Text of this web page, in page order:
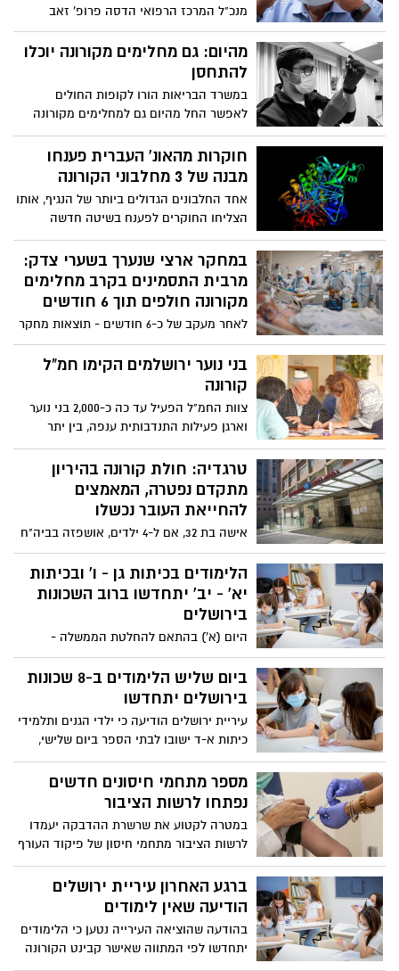
מערכת החינוך בכל שכבות הגיל תיפתח עם
לפחות יומיים לימוד בבית הספר בשבוע
מנכ"ל המרכז הרפואי הדסה פרופ' זאב
רוטשטיין הודיע למנהלי האגפים בבתי
החולים כי מיום ראשון הקרוב, אנשי צוות שלא
התחסנו עד כה ואין בידם אישור חריג לכך, לא
במשנה זהירות כשאנו מטפלים בחולים"
מהיום: גם מחלימים מקורונה יוכלו
להתחסן
במשרד הבריאות הורו לקופות החולים
לאפשר החל מהיום גם למחלימים מקורונה
להתחסן נגד הנגיף. מדובר בזריקה אחת ורק
למי שעברו 3 חודשים מאז שהחלים
חוקרות מהאונ' העברית פענחו
מבנה של 3 מחלבוני הקורונה
אחד החלבונים הגדולים ביותר של הנגיף, אותו
הצליחו החוקרים לפענח בשיטה חדשה
וייחודית, הוא חלבון בשם Nsp2, שנודע
כ"סרבן" לפיענוח מבני. דר' דינה שניידמן:
"עכשיו יש לנו טכנולוגיה ופרוטוקול ניסויי
לחקור לא רק את חלבוני הנגיף עצמם, כי אם
גם את השותפים שלהם מתוך התא האנושי".
פרופ' מיכל ליניאל: "בהמשך יהיה צורך לפצח
את הנגיף השלם בהקשר התאי כדי לדמות את
כל חלבוני הנגיף והאינטאקציות ביניהם"
במחקר ארצי שנערך בשערי צדק:
מרבית התסמינים בקרב מחלימים
מקורונה חולפים תוך 6 חודשים
לאחר מעקב של כ-6 חודשים - תוצאות מחקר
בקרב מחלימים מקורונה בשערי צדק: 94%
מהנבדקים דיווחו על תופעות ותסמינים אחרי
בני נוער ירושלמים הקימו חמ"ל
קורונה
צוות החמ"ל הפעיל עד כה כ-2,000 בני נוער
וארגן פעילות התנדבותית ענפה, בין יתר
הפעולות של החמ"ל: מפגשים ושיחות טלפון
שבועיות עם כ-600 תושבים ותיקים מהגיל
השלישי והרביעי, גיוס, אריזה וחלוקת סלי מזון
בשיתוף גורמי הרווחה, אשר הגיעו למשפחות
הזקוקות לכך על בסיס שבועי, עזרה בקניית
תרופות, הוצאת כלבים למשפחות בבידוד ועוד
טרגדיה: חולת קורונה בהיריון
מתקדם נפטרה, המאמצים
להחייאת העובר נכשלו
אישה בת 32, אם ל-4 ילדים, אושפזה בביה"ח
הדסה עין כרם במצב קשה עם מצוקה
נשימתית. ביום שבת מצבה החל להתדרדר
והצוות ביצע ניתוח קיסרי וחיבר אותה
למכשיר אקמו, למרות המאמצים להצילם הם
הלימודים בכיתות גן - ו' ובכיתות
יא' - יב' יתחדשו ברוב השכונות
בירושלים
היום (א') בהתאם להחלטת הממשלה -
הלימודים בכיתות גן-ו' ו ובכיתות י״א-י״ב
יתחדשו בעשרות שכונות בירושלים ללימודים.
תלמידי ז'-י' ימשיכו ללמוד מרחוק
ביום שליש הלימודים ב-8 שכונות
בירושלים יתחדשו
עיריית ירושלים הודיעה כי ילדי הגנים ותלמידי
כיתות א-ד ישובו לבתי הספר ביום שלישי,
בשכונות תלפיות מזרח-ארמון הנציב, גוננים,
רסקו, גבעת הורדים, בקעה, תלפיות, ארנונה
ומקור חיים. תלמידי כיתות ה'-י"ב ימשיכו
מספר מתחמי חיסונים חדשים
נפתחו לרשות הציבור
במטרה לקטוע את שרשרת ההדבקה יעמדו
לרשות הציבור מתחמי חיסון של פיקוד העורף
בשיתוף עיריית ירושלים באמצעות מד"א לכלל
מבוטחי קופות החולים מעל גיל 16 במספר
מתחמי חיסונים בירושלים
ברגע האחרון עיריית ירושלים
הודיעה שאין לימודים
בהודעה שהוציאה העירייה נטען כי הלימודים
יתחדשו לפי המתווה שאישר קבינט הקורונה
,פיקוד העורך ומשרד הבריאות בנושא